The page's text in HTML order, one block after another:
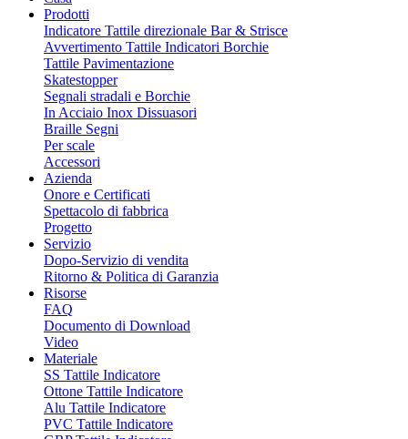
Prodotti
Indicatore Tattile direzionale Bar & Strisce
Avvertimento Tattile Indicatori Borchie
Tattile Pavimentazione
Skatestopper
Segnali stradali e Borchie
In Acciaio Inox Dissuasori
Braille Segni
Per scale
Accessori
Azienda
Onore e Certificati
Spettacolo di fabbrica
Progetto
Servizio
Dopo-Servizio di vendita
Ritorno & Politica di Garanzia
Risorse
FAQ
Documento di Download
Video
Materiale
SS Tattile Indicatore
Ottone Tattile Indicatore
Alu Tattile Indicatore
PVC Tattile Indicatore